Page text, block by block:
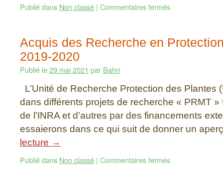
Publié dans Non classé | Commentaires fermés
Acquis des Recherche en
2019-2020
Publié le29 mai 2021 par Bahri
L’Unité de Recherche Protection des Plantes
dans différents projets de recherche « PRMT
de l’INRA et d’autres par des financements
essaierons dans ce qui suit de donner un
lecture →
Publié dans Non classé | Commentaires fermés